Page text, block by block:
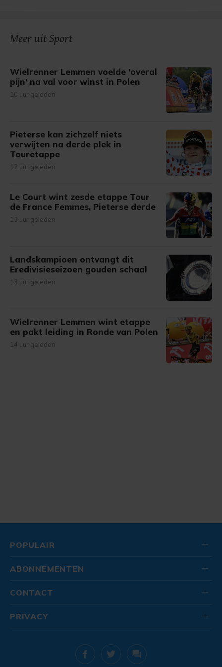
Meer uit Sport
Wielrenner Lemmen voelde 'overal
pijn' na val voor winst in Polen
10 uur geleden
Pieterse kan zichzelf niets
verwijten na derde plek in
Touretappe
12 uur geleden
Le Court wint zesde etappe Tour
de France Femmes, Pieterse derde
13 uur geleden
Landskampioen ontvangt dit
Eredivisieseizoen gouden schaal
13 uur geleden
Wielrenner Lemmen wint etappe
en pakt leiding in Ronde van Polen
14 uur geleden
POPULAIR
ABONNEMENTEN
CONTACT
PRIVACY